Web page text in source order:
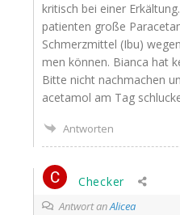
kri­tisch bei einer
pa­ti­en­ten gro­ße
Schmerz­mit­tel (Ibu)
men kön­nen. Bian­ca hat
Bit­te nicht nach­ma­chen
acet­amol am Tag
Antworten
Checker
Antwort anAlicea